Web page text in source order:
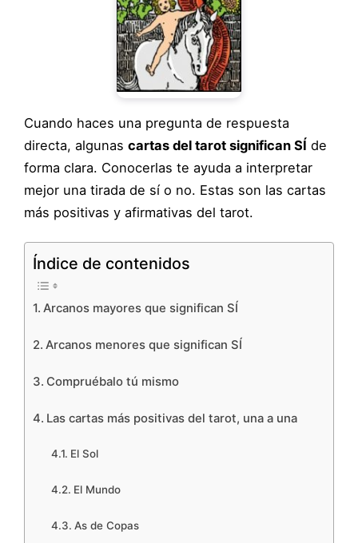
Cuando haces una pregunta de respuesta
directa, algunas cartas del tarot significan SÍ de
forma clara. Conocerlas te ayuda a interpretar
mejor una tirada de sí o no. Estas son las cartas
más positivas y afirmativas del tarot.
Índice de contenidos
Arcanos mayores que significan SÍ
Arcanos menores que significan SÍ
Compruébalo tú mismo
Las cartas más positivas del tarot, una a una
El Sol
El Mundo
As de Copas